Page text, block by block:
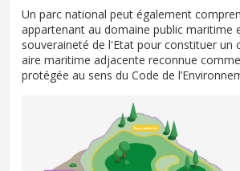
Un parc national peut également
appartenant au domaine public maritime
souveraineté de l'Etat pour constituer
aire maritime adjacente reconnue
protégée au sens du Code de